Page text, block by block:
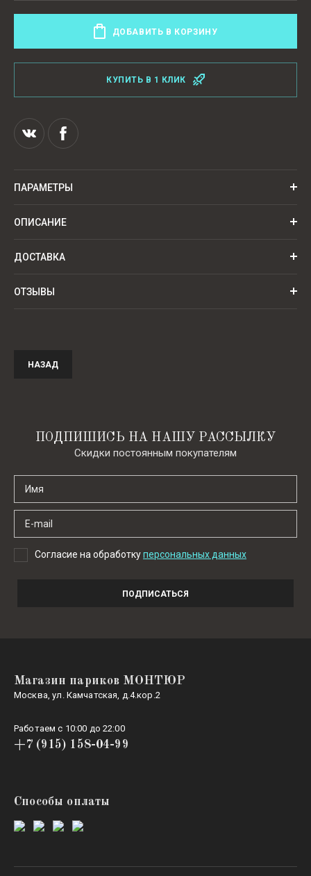
ДОБАВИТЬ В КОРЗИНУ
КУПИТЬ В 1 КЛИК
ПАРАМЕТРЫ
ОПИСАНИЕ
ДОСТАВКА
ОТЗЫВЫ
НАЗАД
ПОДПИШИСЬ НА НАШУ РАССЫЛКУ
Скидки постоянным покупателям
Согласие на обработкуперсональных данных
ПОДПИСАТЬСЯ
Магазин париков МОНТЮР
Москва, ул. Камчатская, д.4.кор.2
Работаем с 10:00 до 22:00
+7 (915) 158-04-99
Способы оплаты